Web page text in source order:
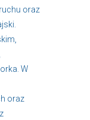
oraz
W
oraz